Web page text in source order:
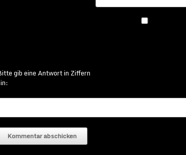
gib eine Antwort in Ziffern